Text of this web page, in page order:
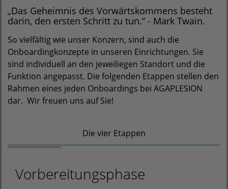
„Das Geheimnis des Vorwärtskommens besteht
darin, den ersten Schritt zu tun.“ - Mark Twain.
So vielfältig wie unser Konzern, sind auch die
Onboardingkonzepte in unseren Einrichtungen. Sie
sind individuell an den jeweiliegen Standort und die
Funktion angepasst. Die folgenden Etappen stellen den
Rahmen eines jeden Onboardings bei AGAPLESION
dar. Wir freuen uns auf Sie!
Die vier Etappen
Vorbereitungsphase